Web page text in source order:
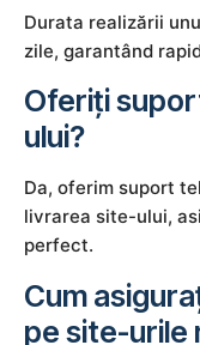
Durata realizării
zile, garantând
Oferiți
ului?
Da, oferim suport
livrarea site-ului,
perfect.
Cum
pe site-urile